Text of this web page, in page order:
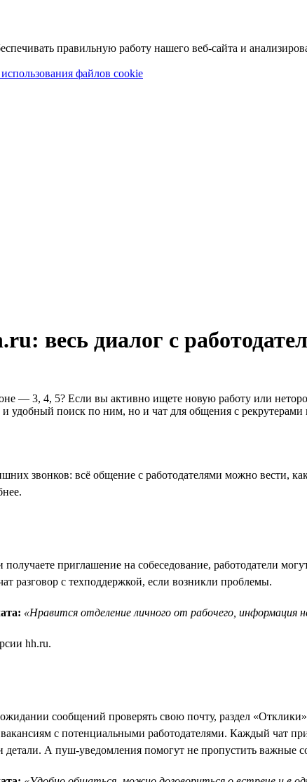
правильную работу нашего веб-сайта и
файлов cookie
весь диалог с
— 3, 4, 5? Если вы активно ищете новую работу или
удобный поиск по ним, но и чат для общения с
звонков: всё общение с работодателями можно вести,
приглашение на собеседование, работодатели
разговор с техподдержкой, если возникли проблемы.
«Нравится отделение личного от рабочего, информация
hh.ru.
сообщений проверять свою почту, раздел
с потенциальными работодателями. Каждый чат
детали. А пуш-уведомления помогут не пропустить важные